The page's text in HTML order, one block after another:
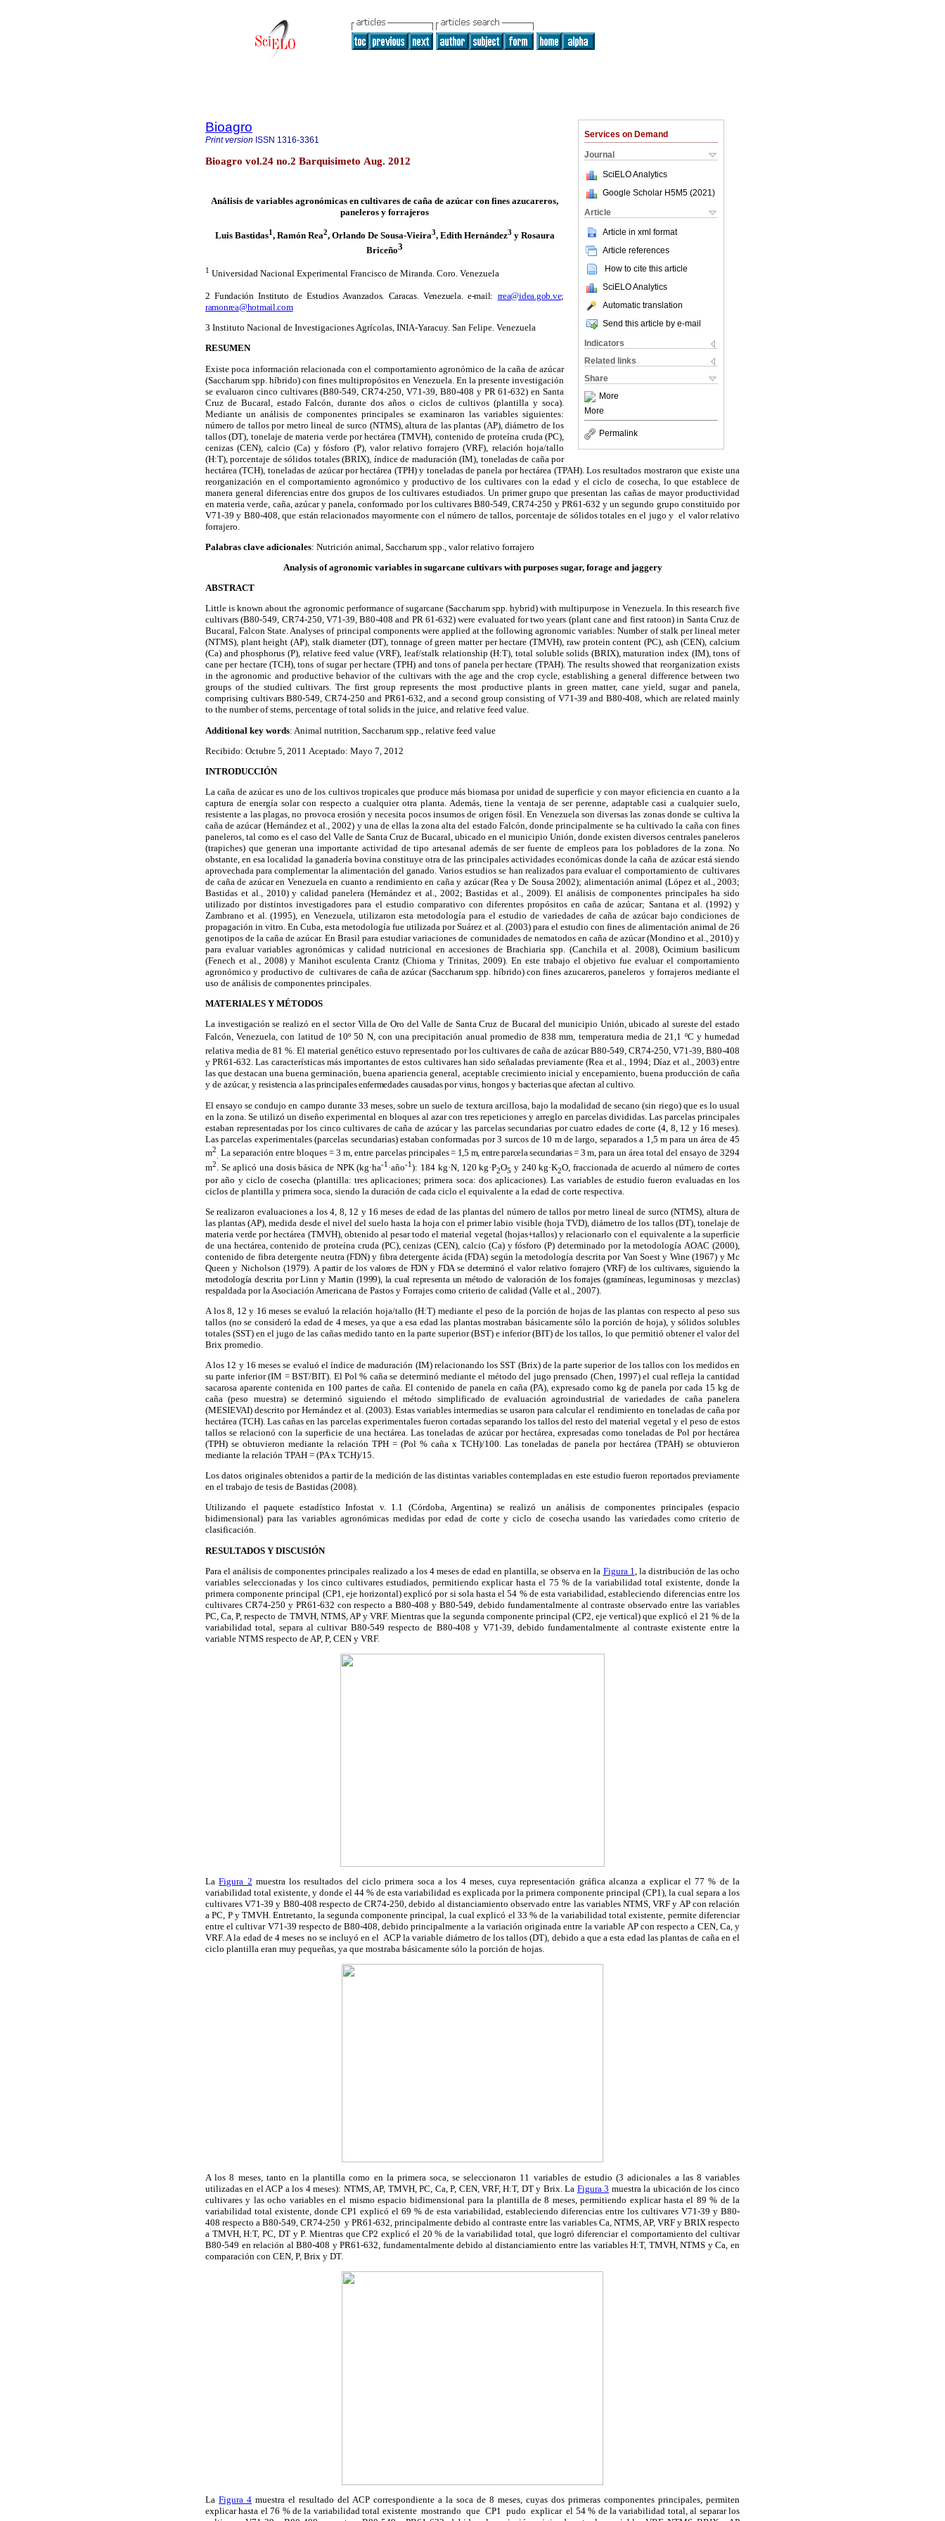
Services on Demand
Journal
SciELO Analytics
Google Scholar H5M5 (2021 )
Article
Article in xml format
Article references
How to cite this article
SciELO Analytics
Automatic translation
Send this article by e-mail
Indicators
Related links
Share
More
More
Permalink
Bioagro
Print version ISSN 1316-3361
Bioagro vol.24 no.2 Barquisimeto Aug. 2012
Análisis de variables agronómicas en cultivares de caña de azúcar con fines azucareros,
paneleros y forrajeros
Luis Bastidas1, Ramón Rea2, Orlando De Sousa-Vieira3, Edith Hernández3 y Rosaura
Briceño3
1 Universidad Nacional Experimental Francisco de Miranda. Coro. Venezuela
2 Fundación Instituto de Estudios Avanzados. Caracas. Venezuela. e-mail: rrea@idea.gob.ve;
ramonrea@hotmail.com
3 Instituto Nacional de Investigaciones Agrícolas, INIA-Yaracuy. San Felipe. Venezuela
RESUMEN
Existe poca información relacionada con el comportamiento agronómico de la caña de azúcar
(Saccharum spp. híbrido) con fines multipropósitos en Venezuela. En la presente investigación
se evaluaron cinco cultivares (B80-549, CR74-250, V71-39, B80-408 y PR 61-632) en Santa
Cruz de Bucaral, estado Falcón, durante dos años o ciclos de cultivos (plantilla y soca).
Mediante un análisis de componentes principales se examinaron las variables siguientes:
número de tallos por metro lineal de surco (NTMS), altura de las plantas (AP), diámetro de los
tallos (DT), tonelaje de materia verde por hectárea (TMVH) , contenido de proteína cruda (PC),
cenizas (CEN), calcio (Ca) y fósforo (P), valor relativo forrajero (VRF), relación hoja/tallo
(H:T), porcentaje de sólidos totales (BRIX), índice de maduración (IM), toneladas de caña por
hectárea (TCH), toneladas de azúcar por hectárea (TPH) y toneladas de panela por hectárea (TPAH). Los resultados mostraron que existe una
reorganización en el comportamiento agronómico y productivo de los cultivares con la edad y el ciclo de cosecha, lo que establece de
manera general diferencias entre dos grupos de los cultivares estudiados. Un primer grupoque presentan las cañas de mayor productividad
enmateria verde, caña, azúcar y panela , conformado por los cultivaresB80-549, CR74-250 y PR61-632 y un segundo grupo constituido por
V71-39 y B80-408, que están relacionados mayormente con el número de tallos, porcentaje de sólidos totales en el jugo y el valor relativo
forrajero.
Palabras clave adicionales: Nutrición animal, Saccharum spp., valor relativo forrajero
Analysis of agronomic variables in sugarcane cultivars with purposes sugar, forage and jaggery
ABSTRACT
Little is known aboutthe agronomic performance of sugarcane (Saccharum spp. hybrid) withmultipurpose in Venezuela. In this research five
cultivars (B80-549, CR74-250, V71-39,B80-408 and PR 61-632) were evaluated for two years (plant cane and first ratoon) in Santa Cruz de
Bucaral, Falcon State. Analyses of principal components were applied at the following agronomic variables: Number of stalk per lineal meter
(NTMS), plant height (AP), stalk diameter (DT), tonnage of green matter per hectare (TMVH), raw protein content (PC), ash (CEN), calcium
(Ca) and phosphorus (P), relative feed value (VRF), leaf/stalk relationship (H:T), total soluble solids (BRIX), maturation index (IM), tons of
cane per hectare (TCH), tons of sugar per hectare (TPH) and tons of panela per hectare (TPAH). The results showed that reorganization exists
in the agronomic and productive behavior of the cultivars with the age and the crop cycle,establishing a general difference between two
groups of the studied cultivars. The first group represents the most productive plants in green matter, cane yield, sugar and panela,
comprising cultivars B80-549, CR74-250 and PR61-632, and a second group consisting of V71-39 and B80-408, which are related mainly
to the number of stems, percentage of total solids in the juice, and relative feed value.
Additional key words: Animal nutrition, Saccharum spp.,
relative feed value
Recibido: Octubre 5, 2011 Aceptado: Mayo 7, 2012
INTRODUCCIÓN
La caña de azúcar es uno de los cultivos tropicales que produce más biomasa por unidad de superficie y con mayor eficiencia en cuanto a la
captura de energía solar con respecto a cualquier otra planta. Además, tiene la ventaja de ser perenne, adaptable casi a cualquier suelo,
resistente a las plagas, no provoca erosión y necesita pocos insumos de origen fósil. En Venezuela son diversas las zonas donde se cultiva la
caña de azúcar (Hernández et al., 2002) y una de ellas la zona alta del estado Falcón, donde principalmente se ha cultivado la caña con fines
paneleros, tal como es el caso del Valle de Santa Cruz de Bucaral, ubicado en el municipio Unión, donde existen diversos centrales paneleros
(trapiches) que generan una importante actividad de tipo artesanal además de ser fuente de empleos para los pobladores de la zona. No
obstante, en esa localidad la ganadería bovina constituye otra de las principales actividades económicas donde la caña de azúcar está siendo
aprovechada para complementar la alimentación del ganado. Varios estudios se han realizados para evaluar el comportamiento de cultivares
de caña de azúcar en Venezuela en cuanto a rendimiento en caña y azúcar (Rea y De Sousa 2002); alimentación animal (López et al., 2003;
Bastidas et al., 2010) y calidad panelera (Hernández et al., 2002; Bastidas et al., 2009). El análisis de componentes principales ha sido
utilizado por distintos investigadores para el estudio comparativo con diferentes propósitos en caña de azúcar; Santana et al. (1992) y
Zambrano et al. (1995), en Venezuela, utilizaron esta metodología para el estudio de variedades de caña de azúcar bajo condiciones de
propagación in vitro. En Cuba, esta metodología fue utilizada por Suárez et al. (2003) para el estudio con fines de alimentación animal de 26
genotipos de la caña de azúcar. En Brasil para estudiar variaciones de comunidades de nematodos en caña de azúcar (Mondino et al., 2010) y
para evaluar variables agronómicas y calidad nutricional en accesiones de Brachiaria spp. (Canchila et al. 2008), Ocimium basilicum
(Fenech et al., 2008) y Manihot esculenta Crantz (Chioma y Trinitas, 2009). En este trabajo el objetivo fue evaluar el comportamiento
agronómico y productivo de cultivares de caña de azúcar (Saccharum spp. híbrido) con fines azucareros, paneleros y forrajeros mediante el
uso de análisis de componentes principales.
MATERIALES Y MÉTODOS
La investigación se realizó en el sector Villa de Oro del Valle de Santa Cruz de Bucaral del municipio Unión, ubicado al sureste del estado
Falcón, Venezuela, con latitud de 10º 50 N, conuna precipitación anual promedio de 838 mm, temperatura media de 21,1 ºC y humedad
relativa media de 81 %.El material genético estuvo representado por los cultivares de caña de azúcar B80-549, CR74-250, V71-39, B80-408
y PR61-632. Las características más importantes de estos cultivares han sido señaladas previamente (Rea et al., 1994; Díaz et al., 2003) entre
las que destacan una buena germinación, buena apariencia general, aceptable crecimiento inicial y encepamiento, buena producción de caña
y de azúcar, y resistencia a las principales enfermedades causadas por virus, hongos y bacterias que afectan al cultivo.
El ensayo se condujo en campo durante 33 meses, sobre un suelo de textura arcillosa, bajo la modalidad de secano (sin riego) que es lo usual
en la zona. Se utilizó un diseño experimental en bloques al azar con tres repeticiones y arreglo en parcelas divididas. Las parcelas principales
estaban representadas por los cinco cultivares de caña de azúcar y las parcelas secundarias por cuatro edades de corte (4, 8, 12 y 16 meses).
Las parcelas experimentales (parcelas secundarias) estaban conformadas por 3 surcos de 10 m de largo, separados a 1,5 m para un área de 45
m2
.La separación entre bloques = 3 m, entre parcelasprincipales = 1,5 m, entre parcela secundarias = 3 m, para un área total del ensayo de 3294
m2 . Se aplicó una dosis básica de NPK (kg·ha-1 ·año-1): 184 kg·N, 120 kg·P2O5 y 240 kg·K2O, fraccionada de acuerdo al número de cortes
por año y ciclo de cosecha (plantilla: tres aplicaciones; primera soca: dos aplicaciones). Las variables de estudio fueron evaluadas en los
ciclos de plantilla y primera soca, siendo la duración de cada ciclo el equivalente a la edad de corte respectiva.
Se realizaron evaluaciones a los 4, 8, 12 y 16 meses de edad de las plantas del número de tallos por metro lineal de surco (NTMS), altura de
las plantas (AP), medida desde el nivel del suelo hasta la hoja con el primer labio visible (hoja TVD), diámetro de los tallos (DT), tonelaje de
materia verde por hectárea (TMVH), obtenido al pesar todo el material vegetal (hojas+tallos) y relacionarlo con el equivalente a la superficie
de una hectárea, contenido de proteína cruda (PC), cenizas (CEN), calcio (Ca) y fósforo (P) determinado por la metodología AOAC (2000),
contenido de fibra detergente neutra (FDN) y fibra detergente ácida (FDA) según la metodología descrita por Van Soest y Wine (1967) y Mc
Queen y Nicholson (1979). A partir de los valores de FDN y FDA se determinó el valor relativo forrajero (VRF) de los cultivares, siguiendo la
metodología descrita porLinn y Martin (1999), la cual representa un método de valoración de los forrajes (gramíneas,leguminosas y mezclas)
respaldada por la Asociación Americana de Pastos y Forrajes como criterio de calidad (Valle et al., 2007).
A los8, 12 y 16 meses se evaluó la relación hoja/tallo (H:T) mediante el peso de la porción de hojas de las plantas con respecto al peso sus
tallos (no se consideró la edad de 4 meses, ya que a esa edad las plantas mostraban básicamente sólo la porción de hoja), y sólidos solubles
totales (SST)en el jugo de las cañas medido tanto en la parte superior (BST) e inferior (BIT) de los tallos, lo que permitió obtener el valor del
Brix promedio.
A los 12 y 16 meses se evaluó el índice de maduración (IM) relacionando los SST (Brix) de la parte superior de los tallos con los medidos en
su parte inferior (IM = BST/BIT). El Pol % caña se determinó mediante el método del jugo prensado (Chen, 1997) el cual refleja la cantidad
sacarosa aparente contenida en 100 partes de caña. El contenido de panela en caña (PA), expresado como kg de panela por cada 15 kg de
caña (peso muestra) se determinó siguiendo el método simplificado de evaluación agroindustrial de variedades de caña panelera
(MESIEVAI) descrito por Hernández et al. (2003). Estas variables intermedias se usaron para calcular el rendimiento en toneladas de caña por
hectárea (TCH). Las cañas en las parcelas experimentales fueron cortadas separando los tallos del resto del material vegetal y el peso de estos
tallos se relacionó con la superficie de una hectárea. Las toneladas de azúcar por hectárea, expresadas como toneladas de Pol por hectárea
(TPH) se obtuvieron mediante la relación TPH = (Pol % caña x TCH)/100. Las toneladas de panela por hectárea (TPAH) se obtuvieron
mediante la relación TPAH = (PA x TCH)/15.
Los datos originales obtenidos a partir de la medición de las distintas variables contempladas en este estudio fueron reportados previamente
en el trabajo de tesis de Bastidas (2008).
Utilizando el paquete estadístico Infostat v. 1.1 (Córdoba, Argentina) se realizó un análisis de componentes principales (espacio
bidimensional) para las variables agronómicas medidas por edad de corte y ciclo de cosecha usando las variedades como criterio de
clasificación.
RESULTADOS Y DISCUSIÓN
Para elanálisis de componentes principales realizado a los 4 meses de edad en plantilla, se observa en la Figura 1 la distribución de las ocho
variables seleccionadas y los cinco cultivares estudiados , permitiendoexplicar hasta el 75 % de la variabilidad total existente, donde la
primera componente principal (CP1, eje horizontal) explicó por si sola hasta el 54 % de esta variabilidad, estableciendo diferencias entre los
cultivares CR74-250 y PR61-632 con respecto a B80-408 y B80-549, debido fundamentalmente al contraste observado entre las variables
PC , Ca, P,respecto de TMVH, NTMS, AP y VRF. Mientras que la segunda componente principal (CP2, eje vertical) que explicó el 21 % de la
variabilidad total, separa al cultivar B80-549 respecto de B80-408 y V71-39, debido fundamentalmente al contraste existente entre la
variable NTMS respecto de AP, P, CEN y VRF.
LaFigura 2 muestra los resultados delciclo primera soca a los 4 meses, cuya representación gráfica alcanza a explicar el 77 % de la
variabilidad total existente, y donde el 44 % de esta variabilidad es explicada porla primera componente principal (CP1), la cual separa a los
cultivares V71-39 y B80-408 respecto de CR74-250, debido al distanciamiento observado entre las variables NTMS, VRF y AP con relación
a PC, P y TMVH. Entretanto, la segunda componente principal, la cual explicó el 33 % de la variabilidad total existente, permite diferenciar
entre el cultivar V71-39 respecto de B80-408, debido principalmente a la variación originada entre la variable AP con respecto a CEN, Ca, y
VRF. A la edad de 4 meses no se incluyó en el ACP la variable diámetro de los tallos (DT), debido a que a esta edad las plantas de caña en el
ciclo plantilla eran muy pequeñas, ya que mostraba básicamente sólo la porción de hojas.
A los 8 meses, tanto en la plantilla como en la primera soca, se seleccionaron 11 variables de estudio (3 adicionales a las 8 variables
utilizadas en el ACP a los 4 meses): NTMS, AP, TMVH, PC, Ca, P, CEN, VRF, H:T, DT y Brix. La Figura 3 muestra la ubicación de los cinco
cultivares y las ocho variables en el mismo espacio bidimensional para la plantilla de 8 meses, permitiendo explicar hasta el 89 % de la
variabilidad total existente, donde CP1 explicó el 69 % de esta variabilidad, estableciendo diferencias entre los cultivares V71-39 y B80-
408 respecto a B80-549, CR74-250 y PR61-632, principalmente debido al contraste entre las variables Ca, NTMS, AP, VRF y BRIX respecto
a TMVH, H:T, PC, DT y P. Mientras queCP2 explicó el 20 % de la variabilidad total, que logró diferenciar el comportamiento del cultivar
B80-549 en relación al B80-408 y PR61-632, fundamentalmente debido al distanciamiento entre las variablesH:T, TMVH, NTMS y Ca, en
comparación con CEN, P, Brix y DT.
La Figura 4 muestra el resultado del ACP correspondiente a la soca de 8 meses, cuyas dos primeras componentes principales, permiten
explicar hasta el 76 % de la variabilidad total existentemostrando que CP1 pudo explicar el 54 % de la variabilidad total, al separar los